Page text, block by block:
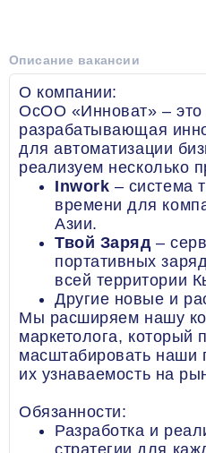
Описание вакансии
О компании:
ОсОО «Инноват» – это
разрабатывающая
для автоматизации
реализуем несколько
Inwork – система
времени для
Азии.
Твой Заряд –
портативных
всей территории
Другие новые и
Мы расширяем нашу
маркетолога, который
масштабировать наши
их узнаваемость на
Обязанности:
Разработка и
стратегии для